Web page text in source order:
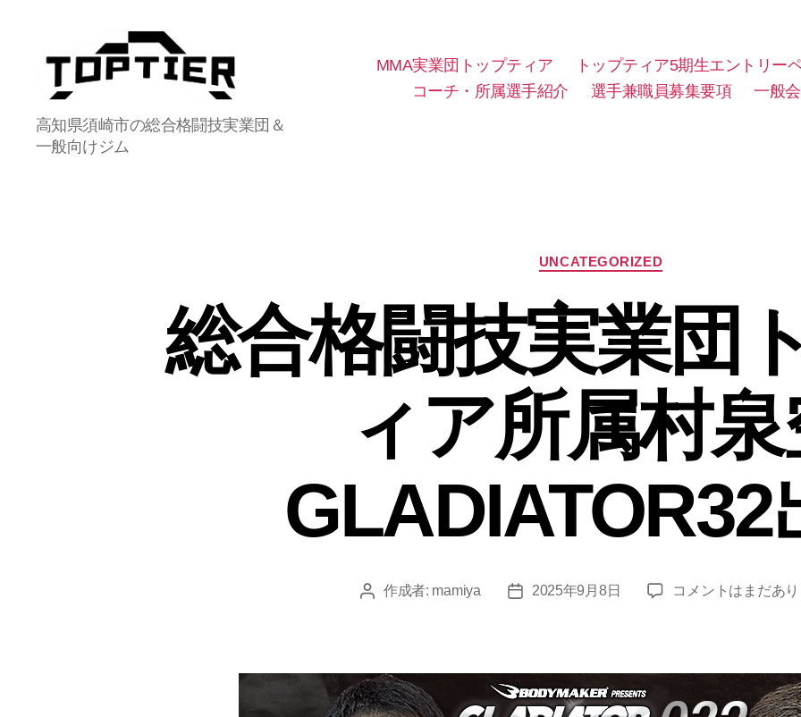
総
合
高知県須崎市の総合格闘技実業団＆
一般向けジム
MMA実業団トップティア
トップティア5期生エントリー
コーチ・所属選手紹介
選手兼職員募集要項 一般
カ
テ
リ
ー
UNCATEGORIZED
総合格闘技実業団
ィア所属村
GLADIATOR32
投 作成者: mamiya
投
2025年9月8日
総
技
コメントはまだあ